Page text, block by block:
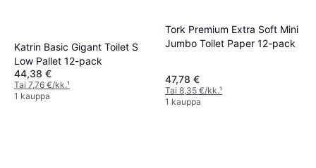
Katrin Basic Gigant Toilet S
Low Pallet 12-pack
44,38 €
Tai 7,76 €/kk.¹
1 kauppa
Tork Premium Extra Soft Mini
Jumbo Toilet Paper 12-pack
47,78 €
Tai 8,35 €/kk.¹
1 kauppa